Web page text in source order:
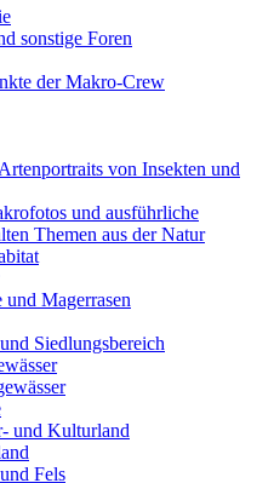
sonstige Foren
der Makro-Crew
von Insekten und
und ausführliche
Themen aus der Natur
Magerrasen
Siedlungsbereich
und Kulturland
Fels